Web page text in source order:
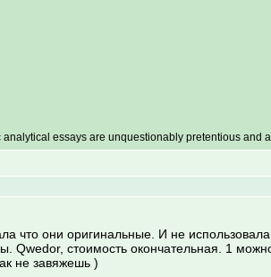
essays are unquestionably pretentious
что они оригинальные. И не
Qwedor, стоимость окончательная. 1
не завяжешь )